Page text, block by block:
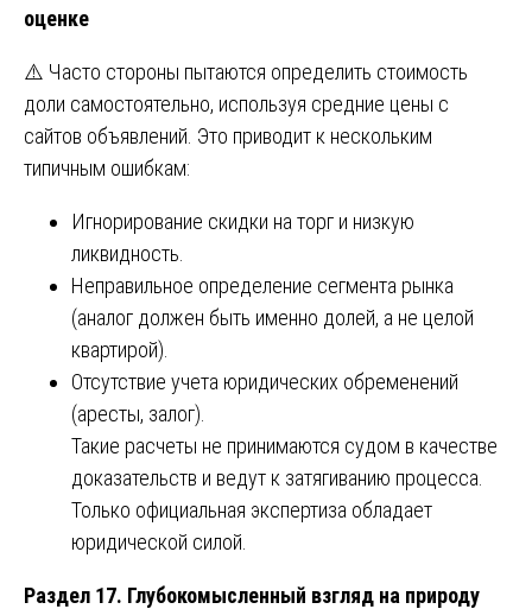
оценке
⚠️ Часто стороны пытаются определить стоимость
доли самостоятельно, используя средние цены с
сайтов объявлений. Это приводит к нескольким
типичным ошибкам:
Игнорирование скидки на торг и низкую
ликвидность.
Неправильное определение сегмента рынка
(аналог должен быть именно долей, а не целой
квартирой).
Отсутствие учета юридических обременений
(аресты, залог).
Такие расчеты не принимаются судом в качестве
доказательств и ведут к затягиванию процесса.
Только официальная экспертиза обладает
юридической силой.
Раздел 17. Глубокомысленный взгляд на природу